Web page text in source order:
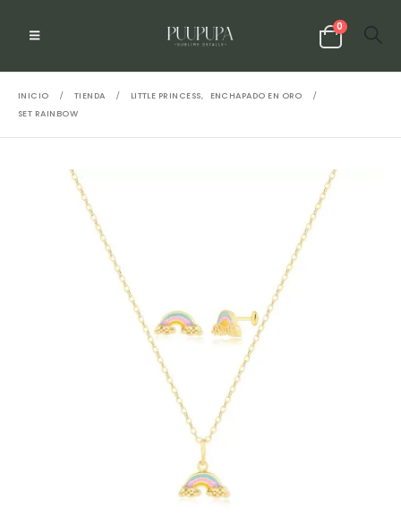
0
INICIO TIENDA LITTLE PRINCESS,
ENCHAPADO EN ORO
SET RAINBOW